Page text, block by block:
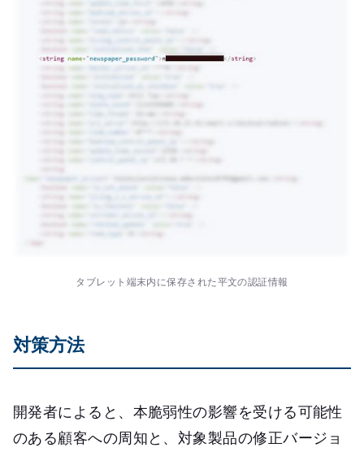
タブレット端末内に保存された平文の認証情報
対策方法
開発者によると、本脆弱性の影響を受ける可能性
のある顧客への周知と、対象製品の修正バージョ